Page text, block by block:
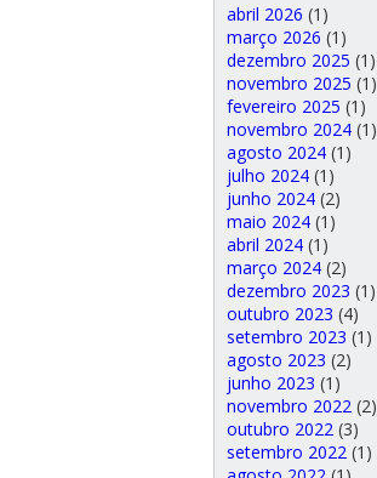
abril 2026 (1)
março 2026 (1)
dezembro 2025 (1)
novembro 2025 (1)
fevereiro 2025 (1)
novembro 2024(1)
agosto 2024(1)
julho 2024(1)
junho 2024(2)
maio 2024(1)
abril 2024(1)
março 2024(2)
dezembro 2023 (1)
outubro 2023 (4)
setembro 2023 (1)
agosto 2023 (2)
junho 2023 (1)
novembro 2022 (2)
outubro 2022 (3)
setembro 2022 (1)